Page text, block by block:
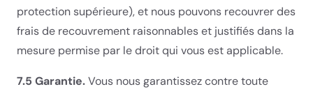
protection supérieure), et nous pouvons recouvrer des
frais de recouvrement raisonnables et justifiés dans la
mesure permise par le droit qui vous est applicable.
7.5 Garantie.Vous nous garantissez contre toute